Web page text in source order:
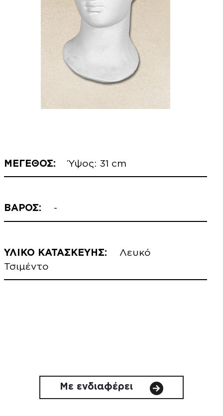
ΜΕΓΕΘΟΣ: Ύψος: 31 cm
ΒΑΡΟΣ: -
ΥΛΙΚΟ ΚΑΤΑΣΚΕΥΗΣ:
Λευκό
Τσιμέντο
Με ενδιαφέρει